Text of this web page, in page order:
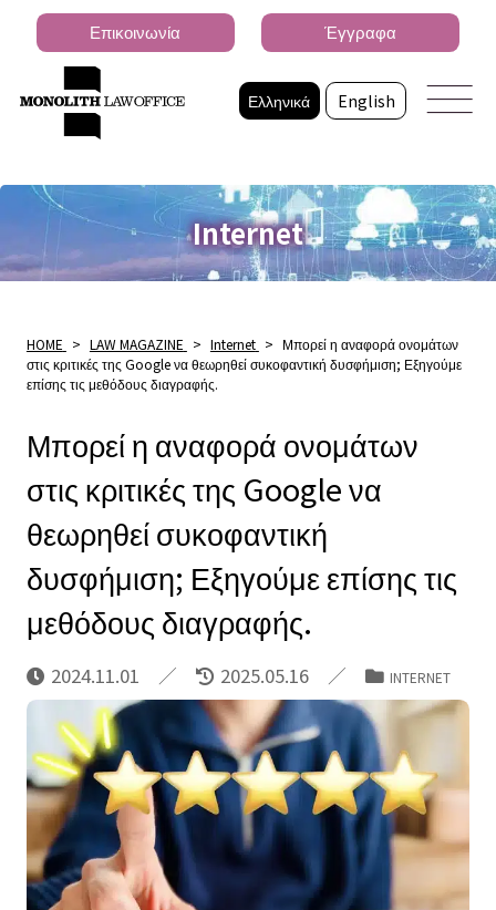
Ελληνικά English
Επικοινωνία Έγγραφα
Internet
HOME > LAW MAGAZINE > Internet > Μπορεί η αναφορά ονομάτων
στις κριτικές της Google να θεωρηθεί συκοφαντική δυσφήμιση; Εξηγούμε
επίσης τις μεθόδους διαγραφής.
Μπορεί η αναφορά ονομάτων
στις κριτικές της Google να
θεωρηθεί συκοφαντική
δυσφήμιση; Εξηγούμε επίσης τις
μεθόδους διαγραφής.
2024.11.01 2025.05.16 INTERNET